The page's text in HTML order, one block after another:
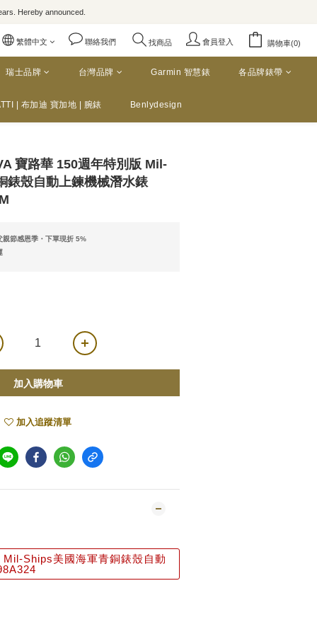
Hereby announced.
繁體中文 聯絡我們 找商品 會員登入 購物車(0)
瑞士品牌 台灣品牌 Garmin 智慧錶 各品牌錶帶
| 布加迪 寶加地 | 腕錶 Benlydesign
寶路華 150週年特別版 Mil-
錶殼自動上鍊機械潛水錶
親節感恩季・下單現折 5%
加入購物車
加入追蹤清單
Ships美國海軍青銅錶殼自動